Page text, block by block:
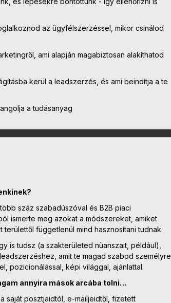
az ügyfélszerzéssel, mikor csinálod
ami alapján magabiztosan alakíthatod
kerül a leadszerzés, és ami beindítja a te
a tudásanyag
száz szabadúszóval és B2B piaci
ismerte meg azokat a módszereket, amiket
függetlenül mind hasznosítani tudnak.
is tudsz (a szakterületed nüanszait, például),
amit te magad szabod személyre
pozicionálással, képi világgal, ajánlattal.
annyira mások arcába tolni…
saját posztjaidtól, e-mailjeidtől, fizetett